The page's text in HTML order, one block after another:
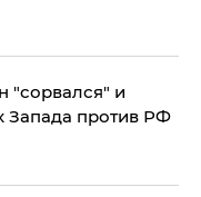
"сорвался" и
Запада против РФ